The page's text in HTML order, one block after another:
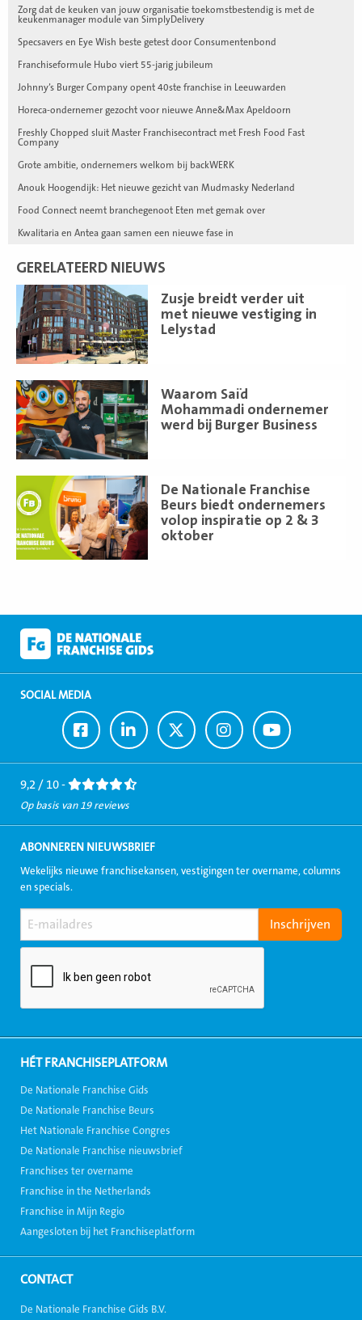
Zorg dat de keuken van jouw organisatie toekomstbestendig is met de
keukenmanager module van SimplyDelivery
Specsavers en Eye Wish beste getest door Consumentenbond
Franchiseformule Hubo viert 55-jarig jubileum
Johnny’s Burger Company opent 40ste franchise in Leeuwarden
Horeca-ondernemer gezocht voor nieuwe Anne&Max Apeldoorn
Freshly Chopped sluit Master Franchisecontract met Fresh Food Fast
Company
Grote ambitie, ondernemers welkom bij backWERK
Anouk Hoogendijk: Het nieuwe gezicht van Mudmasky Nederland
Food Connect neemt branchegenoot Eten met gemak over
Kwalitaria en Antea gaan samen een nieuwe fase in
GERELATEERD NIEUWS
Zusje breidt verder uit
met nieuwe vestiging in
Lelystad
Lees
meer
Waarom Saïd
Mohammadi ondernemer
werd bij Burger Business
Lees
meer
De Nationale Franchise
Beurs biedt ondernemers
volop inspiratie op 2 & 3
oktober
meer
SOCIAL MEDIA
Ga
naar
Facebook
Ga
naar
LinkedIn
Ga
naar
Twitter
Ga
naar
Instagram
Ga
naar
Youtube
9,2 / 10 -
Op basis van 19 reviews
ABONNEREN NIEUWSBRIEF
Wekelijks nieuwe franchisekansen, vestigingen ter overname, columns
en specials.
HÉT FRANCHISEPLATFORM
De Nationale Franchise Gids
De Nationale Franchise Beurs
Het Nationale Franchise Congres
De Nationale Franchise nieuwsbrief
Franchises ter overname
Franchise in the Netherlands
Franchise in Mijn Regio
Aangesloten bij het Franchiseplatform
CONTACT
De Nationale Franchise Gids B.V.